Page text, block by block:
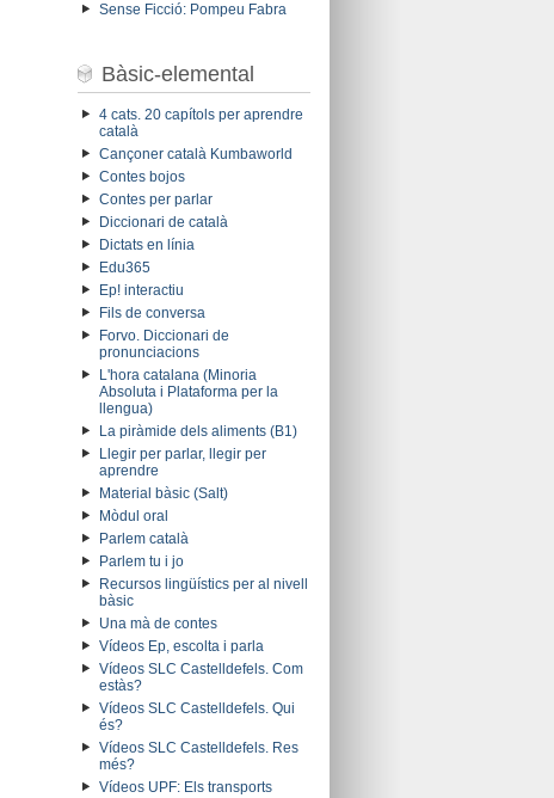
Sense Ficció: Pompeu Fabra
Bàsic-elemental
4 cats. 20 capítols per aprendre
català
Cançoner català Kumbaworld
Contes bojos
Contes per parlar
Diccionari de català
Dictats en línia
Edu365
Ep! interactiu
Fils de conversa
Forvo. Diccionari de
pronunciacions
L'hora catalana (Minoria
Absoluta i Plataforma per la
llengua)
La piràmide dels aliments (B1)
Llegir per parlar, llegir per
aprendre
Material bàsic (Salt)
Mòdul oral
Parlem català
Parlem tu i jo
Recursos lingüístics per al nivell
bàsic
Una mà de contes
Vídeos Ep, escolta i parla
Vídeos SLC Castelldefels. Com
estàs?
Vídeos SLC Castelldefels. Qui
és?
Vídeos SLC Castelldefels. Res
més?
Vídeos UPF: Els transports